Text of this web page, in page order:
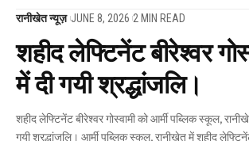
रानीखेत न्यूज़ JUNE 8, 2026 2 MIN READ
शहीद लेफ्टिनेंट बीरेश्वर
में दी गयी श्रद्धांजलि।
शहीद लेफ्टिनेंट बीरेश्वर गोस्वामी को आर्मी पब्लिक स्कूल,
गयी श्रद्धांजलि। आर्मी पब्लिक स्कूल, रानीखेत में शहीद
बीरेश्वर गोस्वामी जम्मू-कश्मीर के राजौरी क्षेत्र में आतंकवाद